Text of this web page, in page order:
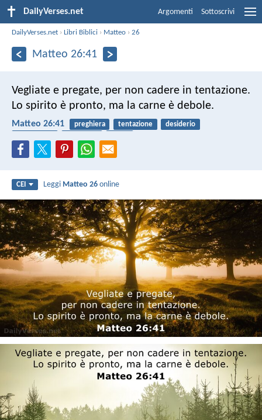
DailyVerses.net Argomenti Sottoscrivi
DailyVerses.net ›Libri Biblici › Matteo ›26
Matteo 26:41
Vegliate e pregate, per non cadere in tentazione.
Lo spirito è pronto, ma la carne è debole.
Matteo 26:41 preghiera tentazione
desiderio
CEI Leggi Matteo 26 online